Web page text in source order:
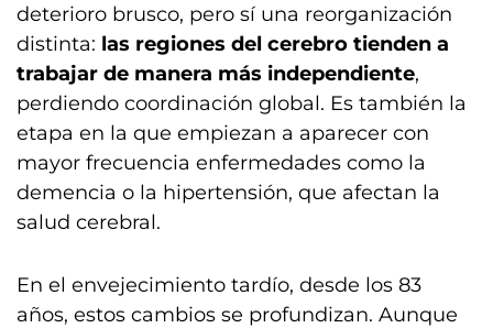
deterioro brusco, pero sí una reorganización
distinta: las regiones del cerebro tienden a
trabajar de manera más independiente,
perdiendo coordinación global. Es también la
etapa en la que empiezan a aparecer con
mayor frecuencia enfermedades como la
demencia o la hipertensión, que afectan la
salud cerebral.
En el envejecimiento tardío, desde los 83
años, estos cambios se profundizan. Aunque